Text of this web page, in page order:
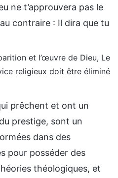
ne t’approuvera pas le
contraire : Il dira que tu
et l’œuvre de Dieu, Le
religieux doit être éliminé
prêchent et ont un
prestige, sont un
dans des
pour posséder des
théologiques, et